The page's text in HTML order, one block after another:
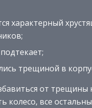
характерный
трещиной в
от трещины
колесо, все